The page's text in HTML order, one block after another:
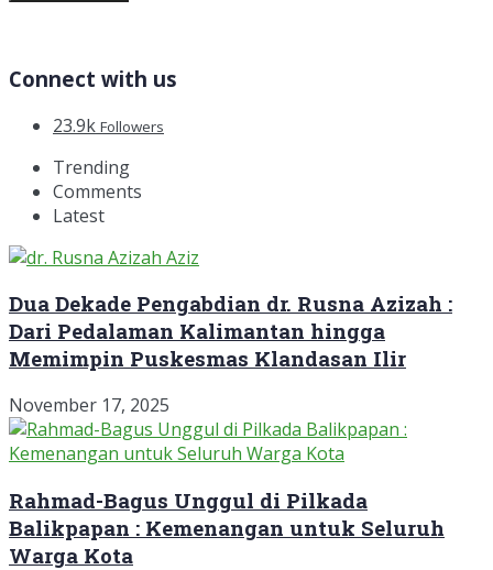
Connect with us
23.9k Followers
Trending
Comments
Latest
Dua Dekade Pengabdian dr. Rusna Azizah :
Dari Pedalaman Kalimantan hingga
Memimpin Puskesmas Klandasan Ilir
November 17, 2025
Rahmad-Bagus Unggul di Pilkada
Balikpapan : Kemenangan untuk Seluruh
Warga Kota